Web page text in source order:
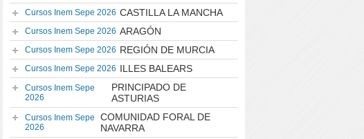
Cursos Inem Sepe 2026 CASTILLA LA MANCHA
Cursos Inem Sepe 2026 ARAGÓN
Cursos Inem Sepe 2026 REGIÓN DE MURCIA
Cursos Inem Sepe 2026 ILLES BALEARS
Cursos Inem Sepe
2026
PRINCIPADO DE
ASTURIAS
Cursos Inem Sepe
2026
COMUNIDAD FORAL DE
NAVARRA